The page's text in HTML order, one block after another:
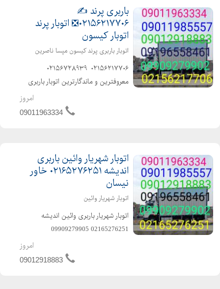
باربری پرند ✍️
۰۲۱۵۶۲۱۷۷۰۶❎ اتوبار پرند
اتوبار کیسون
اتوبار باربری پرند کیسون مپسا ناصرین
معروفترین و ماندگارترین اتوبار باربری
پرند متخصص در حمل و نقل اثاثیه منزل
وجهیزیه و مبلمان و شرکتها و غیره باکادر
امروز
09011963334
اتوبار شهریار وائین باربری
اندیشه ۰۲۱۶۵۲۷۶۲۵۱ خاور
نیسان
اتوبار شهریار وائین
️اتوبار شهریار باربری وائین اندیشه
02165276251 ️09909279905
️09012918883 ️09011963334
امروز
09012918883